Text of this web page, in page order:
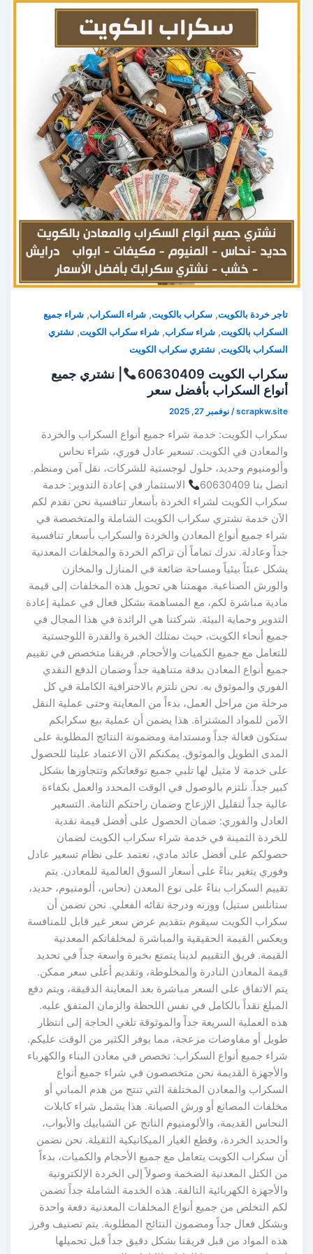
تاجر خردة بالكويت, سكراب بالكويت, شراء السكراب, شراء جميع
السكراب بالكويت, شراء سكراب, شراء سكراب الكويت, نشتري
السكراب بالكويت, نشتري سكراب الكويت
سكراب الكويت 60630409
| نشتري جميع
أنواع السكراب بأفضل سعر
scrapkw.site
/ نوفمبر 27, 2025
سكراب الكويت: خدمة شراء جميع أنواع السكراب والخردة
والمعادن في الكويت. تسعير عادل فوري، شراء نحاس
وألومنيوم وحديد، حلول لوجستية للشركات، نقل آمن ومنظم.
اتصل بنا 60630409
الاستثمار في إعادة التدوير: خدمة
سكراب الكويت لشراء الخردة بأسعار تنافسية نحن نقدم لكم
الآن خدمة نشتري سكراب الكويت الشاملة والمتخصصة في
شراء جميع أنواع المعادن والخردة والسكراب بأسعار تنافسية
جداً وعادلة. ندرك تماماً أن تراكم الخردة والمخلفات المعدنية
يشكل عبئاً بيئياً ومساحة ضائعة في المنازل والمخازن
والورش الصناعية. مهمتنا هي تحويل هذه المخلفات إلى قيمة
مادية مباشرة لكم، مع المساهمة بشكل فعال في عملية إعادة
التدوير وحماية البيئة. شركتنا هي الرائدة في هذا المجال في
جميع أنحاء الكويت، حيث نمتلك الخبرة والقدرة اللوجستية
للتعامل مع جميع الكميات والأحجام. فريقنا متخصص في تقييم
جميع أنواع المعادن بدقة متناهية جداً وضمان الدفع النقدي
الفوري والموثوق به. نحن نلتزم بالاحترافية الكاملة في كل
مرحلة من مراحل العمل، بدءاً من المعاينة وحتى عملية النقل
الآمن للمواد المشتراة. هذا يضمن أن عملية بيع سكرابكم
ستكون فعالة جداً ومستدامة ومضمونة النتائج المطلوبة على
المدى الطويل والموثوق. يمكنكم الآن الاعتماد علينا للحصول
على خدمة لا مثيل لها تلبي جميع توقعاتكم وتتجاوزها بشكل
كبير جداً. نلتزم بالوصول في الوقت المحدد والعمل بكفاءة
عالية جداً لتقليل الإزعاج وضمان راحتكم التامة. التسعير
العادل والفوري: ضمان الحصول على أفضل قيمة نقدية
للخردة الثمينة في خدمة شراء سكراب الكويت لضمان
حصولكم على أفضل عائد مادي، نعتمد على نظام تسعير عادل
وفوري يتغير بناءً على أسعار السوق العالمية للمعادن. يتم
تقييم السكراب بناءً على نوع المعدن (نحاس، ألومنيوم، حديد،
ستانلس ستيل) ووزنه ودرجة نقائه الفعلي. نحن نضمن أن
سكراب الكويت سيقوم بتقديم عرض سعر غير قابل للمنافسة
ويعكس القيمة الحقيقية والمباشرة لمخلفاتكم المعدنية
القيمة. فريق التقييم لدينا يتمتع بخبرة واسعة جداً في تحديد
قيمة المعادن النادرة والمخلوطة، وتقديم أعلى سعر ممكن.
يتم الاتفاق على السعر مباشرة بعد المعاينة الدقيقة، ويتم دفع
المبلغ نقداً بالكامل في نفس اللحظة والزمان المتفق عليه.
هذه العملية السريعة جداً والموثوقة تلغي الحاجة إلى انتظار
طويل أو مفاوضات مزعجة، مما يوفر الكثير من الوقت عليكم.
شراء جميع أنواع السكراب: تخصص في معادن البناء والكهرباء
والأجهزة القديمة نحن متخصصون في شراء جميع أنواع
السكراب والمعادن المختلفة التي تنتج من هدم المباني أو
مخلفات المصانع أو ورش الصيانة. هذا يشمل شراء كابلات
النحاس القديمة، والألومنيوم الناتج عن الشبابيك والأبواب،
والحديد الخردة، وقطع الغيار الميكانيكية الثقيلة. نحن نضمن
أن سكراب الكويت يتعامل مع جميع الأحجام والكميات، بدءاً
من الكتل المعدنية الضخمة وصولاً إلى الخردة الإلكترونية
والأجهزة الكهربائية التالفة. هذه الخدمة الشاملة جداً تضمن
لكم التخلص من جميع أنواع المخلفات المعدنية دفعة واحدة
وبشكل فعال جداً ومضمون النتائج المطلوبة. يتم تصنيف وفرز
هذه المواد من قبل فريقنا بشكل دقيق جداً قبل تحميلها